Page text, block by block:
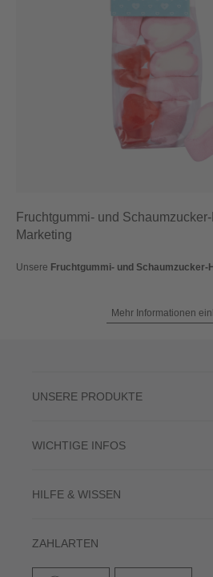
Fruchtgummi- und
Marketing
Unsere Fruchtgummi- und Schaumzucker-
Mehr Informationen
UNSERE PRODUKTE
WICHTIGE INFOS
HILFE & WISSEN
ZAHLARTEN